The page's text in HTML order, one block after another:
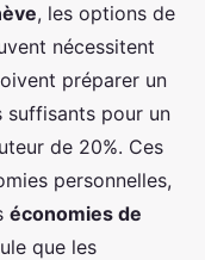
, les options de
nécessitent
préparer un
suffisants pour un
de 20%. Ces
personnelles,
économies de
que les